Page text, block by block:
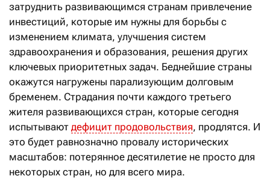
затруднить развивающимся странам привлечение
инвестиций, которые им нужны для борьбы с
изменением климата, улучшения систем
здравоохранения и образования, решения других
ключевых приоритетных задач. Беднейшие страны
окажутся нагружены парализующим долговым
бременем. Страдания почти каждого третьего
жителя развивающихся стран, которые сегодня
испытывают дефицит продовольствия, продлятся. И
это будет равнозначно провалу исторических
масштабов: потерянное десятилетие не просто для
некоторых стран, но для всего мира.